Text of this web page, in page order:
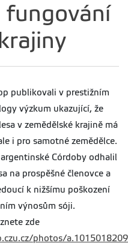
publikovali v prestižním
výzkum ukazující, že
v zemědělské krajině má
i pro samotné zemědělce.
Córdoby odhalil
na prospěšné členovce a
k nižšímu poškození
výnosům sóji.
zde
photos/